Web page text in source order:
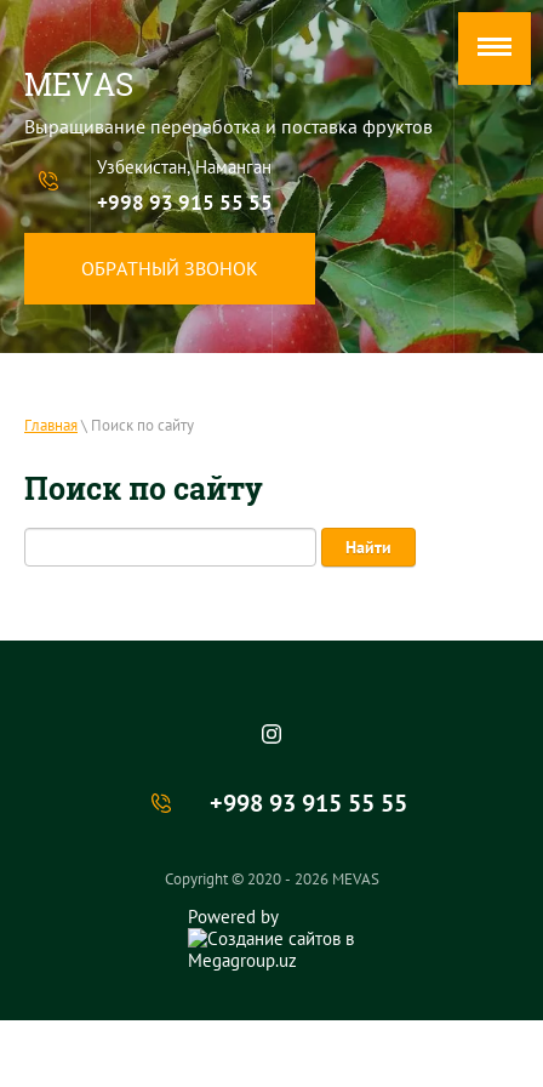
MEVAS
Выращивание переработка и поставка фруктов
Узбекистан, Наманган
+998 93 915 55 55
ОБРАТНЫЙ ЗВОНОК
Главная\ Поиск по сайту
Поиск по сайту
Найти
+998 93 915 55 55
Copyright © 2020 - 2026 MEVAS
Powered by